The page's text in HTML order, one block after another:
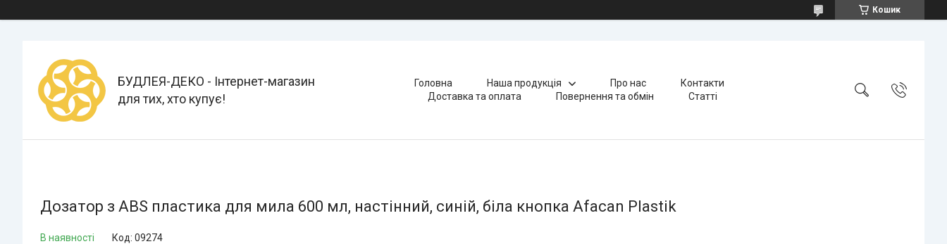
Кошик
БУДЛЕЯ-ДЕКО - Інтернет-магазин
для тих, хто купує!
Головна Наша продукція Про нас
Контакти
Доставка та оплата
Повернення та обмін Статті
Дозатор з ABS пластика для мила 600 мл, настінний, синій, біла кнопка Afacan Plastik
В наявності Код: 09274